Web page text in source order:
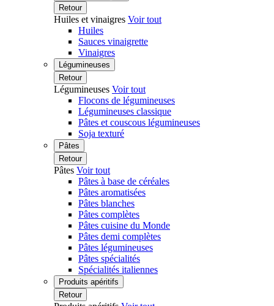
Retour
Huiles et vinaigres Voir tout
Huiles
Sauces vinaigrette
Vinaigres
Légumineuses
Retour
Légumineuses Voir tout
Flocons de légumineuses
Légumineuses classique
Pâtes et couscous légumineuses
Soja texturé
Pâtes
Retour
Pâtes Voir tout
Pâtes à base de céréales
Pâtes aromatisées
Pâtes blanches
Pâtes complètes
Pâtes cuisine du Monde
Pâtes demi complètes
Pâtes légumineuses
Pâtes spécialités
Spécialités italiennes
Produits apéritifs
Retour